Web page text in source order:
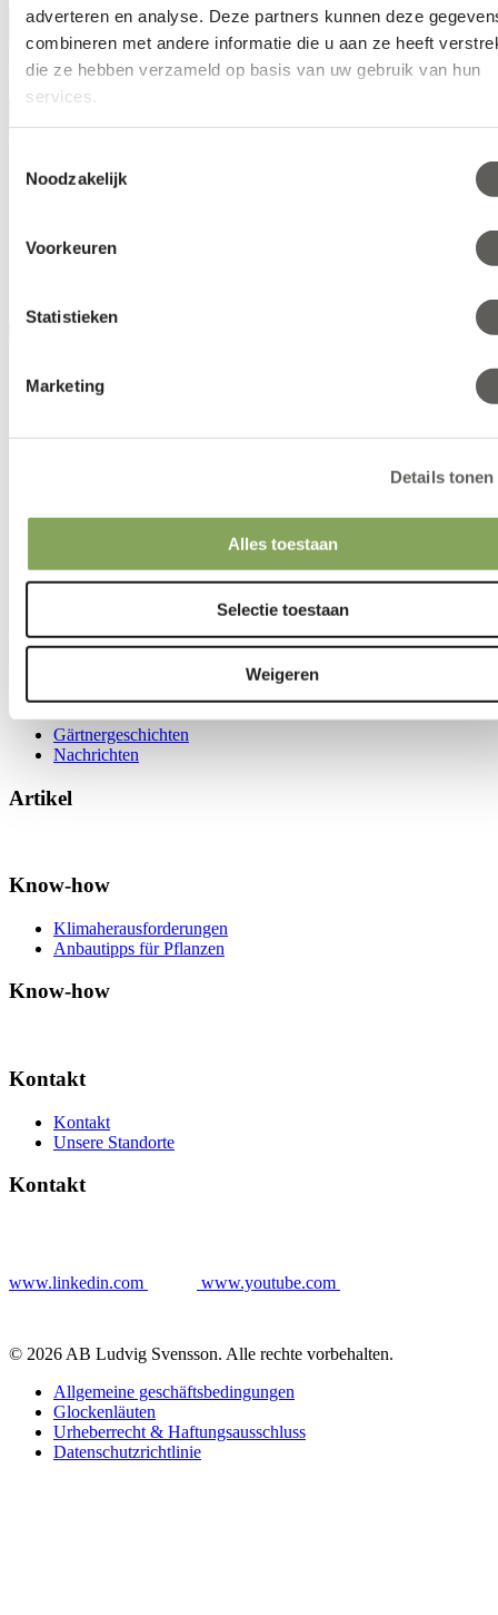
adverteren en analyse. Deze partners kunnen deze
combineren met andere informatie die u aan ze heeft
die ze hebben verzameld op basis van uw gebruik van hun
services.
Noodzakelijk
Voorkeuren
Statistieken
Marketing
Details tonen
Alles toestaan
Selectie toestaan
Weigeren
Filtern
Kategorien
Familie
Anwendung
Energieeinsparung
SOLARWOVEN ULTRA
We can make your climate work
Gärtnergeschichten
Nachrichten
Artikel
Know-how
Klimaherausforderungen
Anbautipps für Pflanzen
Know-how
Kontakt
Kontakt
Unsere Standorte
Kontakt
www.linkedin.com www.youtube.com
© 2026 AB Ludvig Svensson. Alle rechte vorbehalten.
Allgemeine geschäftsbedingungen
Glockenläuten
Urheberrecht & Haftungsausschluss
Datenschutzrichtlinie